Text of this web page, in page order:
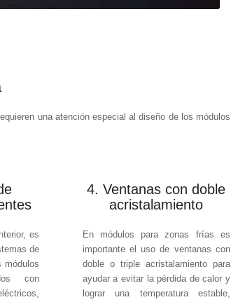
una atención especial al diseño de los módulos
es
de
módulos
con
4. Ventanas con doble
acristalamiento
En módulos para zonas frías es
importante el uso de ventanas con
doble o triple acristalamiento para
ayudar a evitar la pérdida de calor y
lograr una temperatura estable,